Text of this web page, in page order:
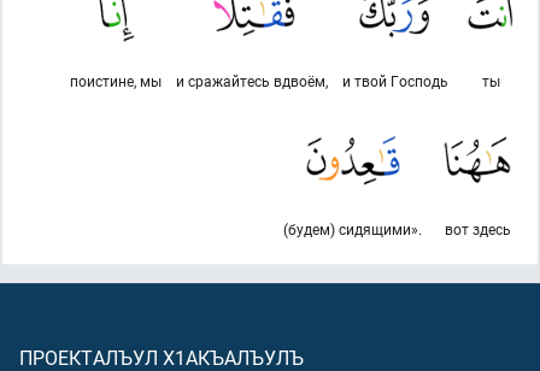
ты
и твой Господь
и сражайтесь вдвоём,
поистине, мы
вот здесь
(будем) сидящими».
ПРОЕКТАЛЪУЛ Х1АКЪАЛЪУЛЪ